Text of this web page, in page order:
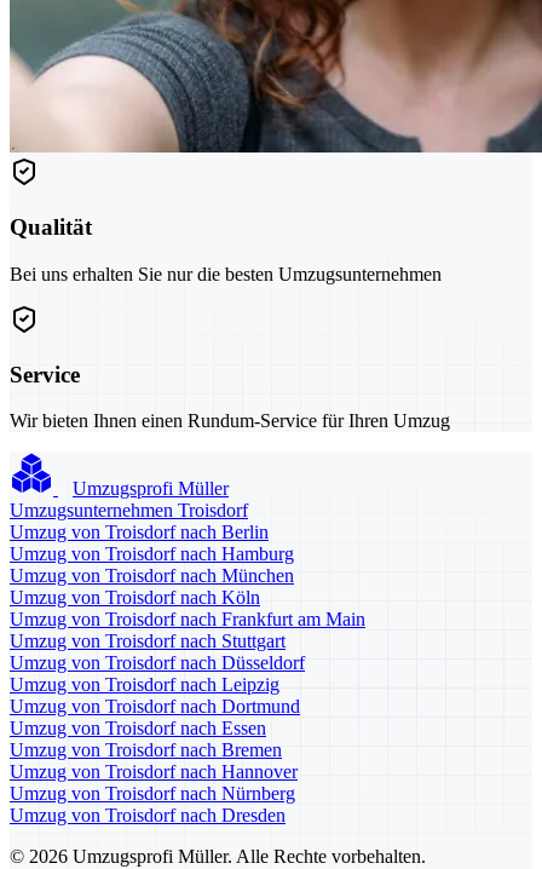
Qualität
Bei uns erhalten Sie nur die besten Umzugsunternehmen
Service
Wir bieten Ihnen einen Rundum-Service für Ihren Umzug
Umzugsprofi Müller
Umzugsunternehmen Troisdorf
Umzug von Troisdorf nach Berlin
Umzug von Troisdorf nach Hamburg
Umzug von Troisdorf nach München
Umzug von Troisdorf nach Köln
Umzug von Troisdorf nach Frankfurt am Main
Umzug von Troisdorf nach Stuttgart
Umzug von Troisdorf nach Düsseldorf
Umzug von Troisdorf nach Leipzig
Umzug von Troisdorf nach Dortmund
Umzug von Troisdorf nach Essen
Umzug von Troisdorf nach Bremen
Umzug von Troisdorf nach Hannover
Umzug von Troisdorf nach Nürnberg
Umzug von Troisdorf nach Dresden
© 2026 Umzugsprofi Müller. Alle Rechte vorbehalten.